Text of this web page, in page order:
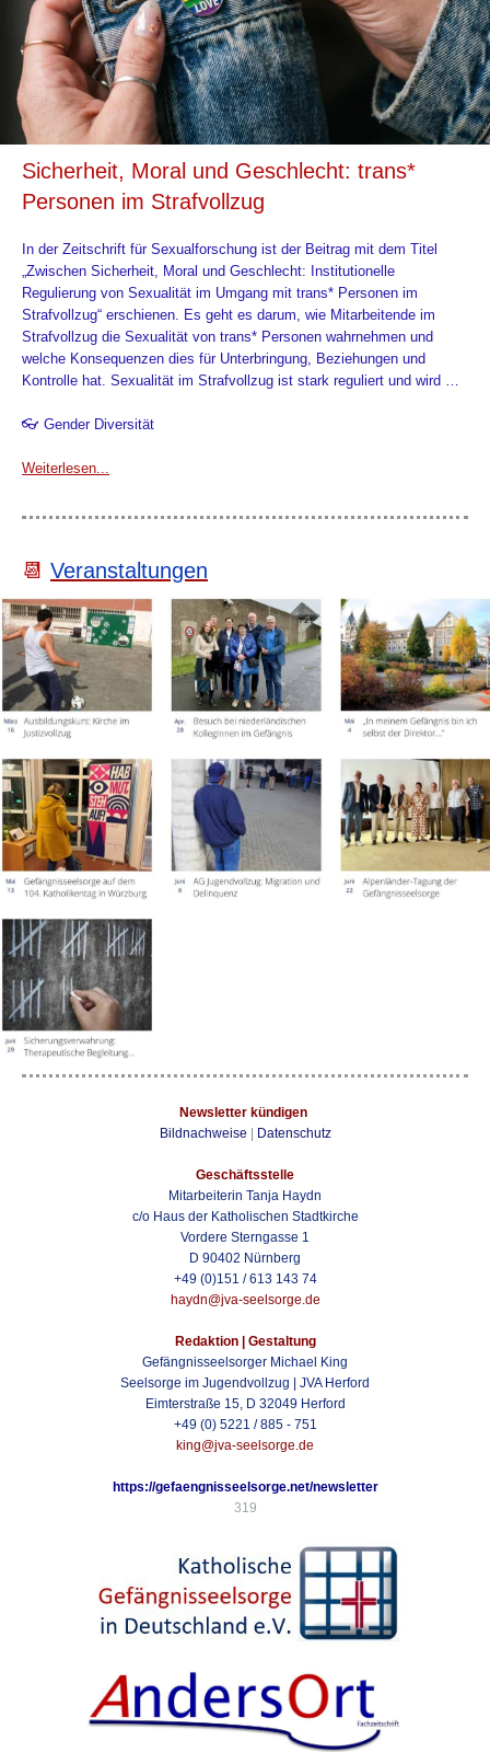
Sicherheit, Moral und Geschlecht: trans*
Personen im Strafvollzug
In der Zeitschrift für Sexualforschung ist der Beitrag mit dem Titel
„Zwischen Sicherheit, Moral und Geschlecht: Institutionelle
Regulierung von Sexualität im Umgang mit trans* Personen im
Strafvollzug“ erschienen. Es geht es darum, wie Mitarbeitende im
Strafvollzug die Sexualität von trans* Personen wahrnehmen und
welche Konsequenzen dies für Unterbringung, Beziehungen und
Kontrolle hat. Sexualität im Strafvollzug ist stark reguliert und wird …
👓 Gender Diversität
Weiterlesen...
📆 Veranstaltungen
Newsletter kündigen
Bildnachweise
Datenschutz
Geschäftsstelle
Mitarbeiterin Tanja Haydn
c/o Haus der Katholischen Stadtkirche
Vordere Sterngasse 1
D 90402 Nürnberg
+49 (0)151 / 613 143 74
haydn@jva-seelsorge.de
Redaktion | Gestaltung
Gefängnisseelsorger Michael King
Seelsorge im Jugendvollzug | JVA Herford
Eimterstraße 15, D 32049 Herford
+49 (0) 5221 / 885 - 751
king@jva-seelsorge.de
https://gefaengnisseelsorge.net/newsletter
319